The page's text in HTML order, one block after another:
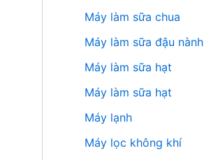
Máy làm sữa chua
Máy làm sữa đậu nành
Máy làm sữa hạt
Máy làm sữa hạt
Máy lạnh
Máy lọc không khí